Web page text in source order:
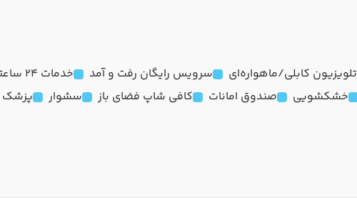
تلویزیون کابلی/ماهواره‌ای سرویس رایگان رفت و آمد خدمات 24 ساعته در اتاق
خشکشویی صندوق امانات کافی شاپ فضای باز سشوار پزشک